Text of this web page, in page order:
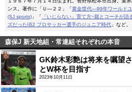
ンス。著作に「Ｕ―２２」「黄金世代―99年ワールド
(SJ sports) 」「 「いじらない」育て方~親とコーチが語
ズだった頃2 プロサッカー選手のジュニア時代 」など。
森保J 新天地組・常連組それぞれの本音
GK鈴木彩艶は将来を嘱望
とW杯を目指す
2023年10月11日